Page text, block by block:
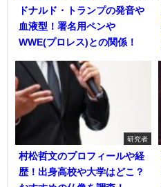
ドナルド・トランプの発音や
血液型！署名用ペンや
WWE(プロレス)との関係！
研究者
村松哲文のプロフィールや経
歴！出身高校や大学はどこ？